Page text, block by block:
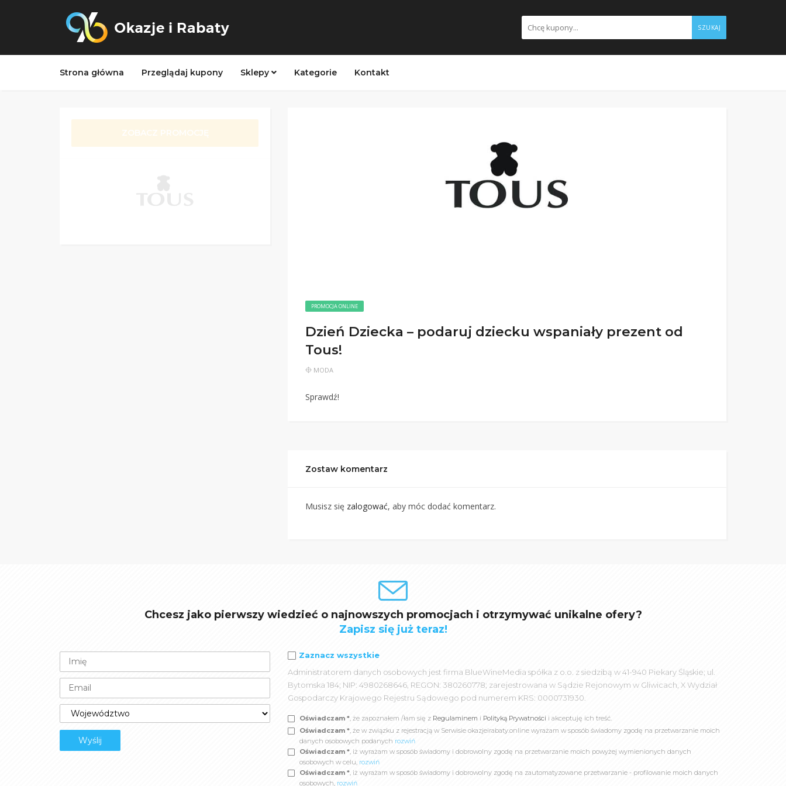
SZUKAJ
Strona główna Przeglądaj kupony Sklepy Kategorie Kontakt
ZOBACZ PROMOCJĘ
PROMOCJA ONLINE
Dzień Dziecka – podaruj dziecku wspaniały prezent od
Tous!
MODA
Sprawdź!
Zostaw komentarz
Musisz się zalogować, aby móc dodać komentarz.
Chcesz jako pierwszy wiedzieć o najnowszych promocjach i otrzymywać unikalne ofery?
Zapisz się już teraz!
Zaznacz wszystkie
Administratorem danych osobowych jest firma BlueWineMedia spółka z o.o. z siedzibą w 41-940 Piekary Śląskie; ul.
Bytomska 184; NIP: 4980268646, REGON: 380260778; zarejestrowana w Sądzie Rejonowym w Gliwicach, X Wydział
Gospodarczy Krajowego Rejestru Sądowego pod numerem KRS: 0000731930.
Oświadczam *, że zapoznałem /łam się z Regulaminem i Polityką Prywatności i akceptuję ich treść.
Oświadczam *, że w związku z rejestracją w Serwisie okazjeirabaty.online wyrażam w sposób świadomy zgodę na przetwarzanie moich
danych osobowych podanych rozwiń
Oświadczam *, iż wyrażam w sposób świadomy i dobrowolny zgodę na przetwarzanie moich powyżej wymienionych danych
osobowych w celu, rozwiń
Oświadczam *, iż wyrażam w sposób świadomy i dobrowolny zgodę na zautomatyzowane przetwarzanie - profilowanie moich danych
osobowych, rozwiń